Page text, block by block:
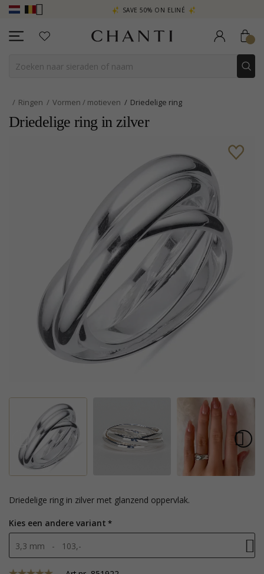
SAVE 50% ON ELINÉ
Ringen Vormen / motieven Driedelige ring
Driedelige ring in zilver
driedelige ring in zilver met glanzend oppervlak.
Kies een andere variant
3,3 mm - 103,-